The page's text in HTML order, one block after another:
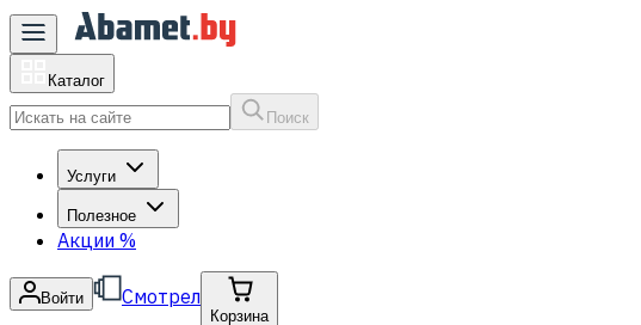
Каталог
Поиск
Услуги
Полезное
Акции %
Войти Смотрел
Корзина